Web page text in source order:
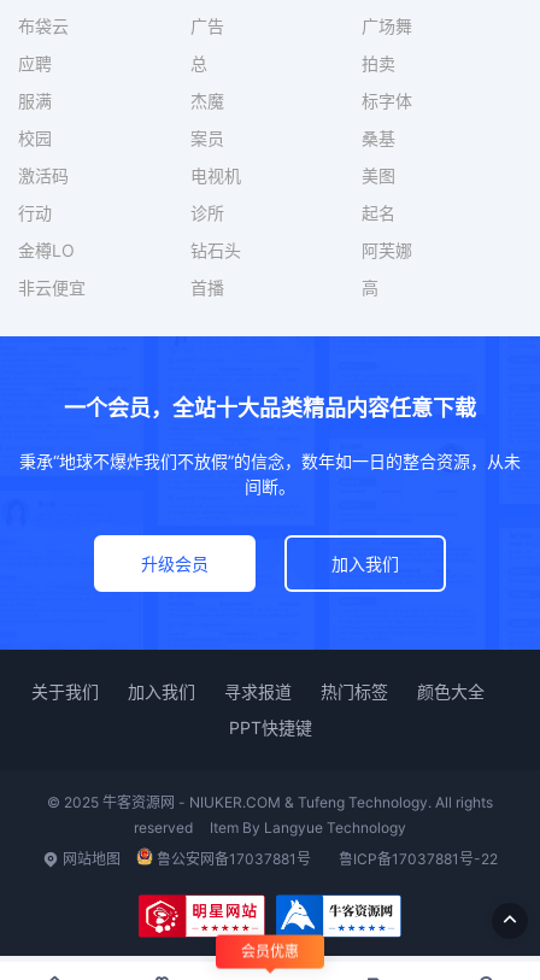
布袋云
广告
广场舞
应聘
总
拍卖
服满
杰魔
标字体
校园
案员
桑基
激活码
电视机
美图
行动
诊所
起名
金樽LO
钻石头
阿芙娜
非云便宜
首播 高
一个会员，全站十大品类精品内容任意下载
秉承“地球不爆炸我们不放假”的信念，数年如一日的整合资源，从未
间断。
升级会员 加入我们
关于我们 加入我们 寻求报道 热门标签
颜色大全
PPT快捷键
© 2025 牛客资源网 - NIUKER.COM & Tufeng Technology. All rights
reserved
Item By Langyue Technology
网站地图
鲁公安网备17037881号 鲁ICP备17037881号-22
会员优惠